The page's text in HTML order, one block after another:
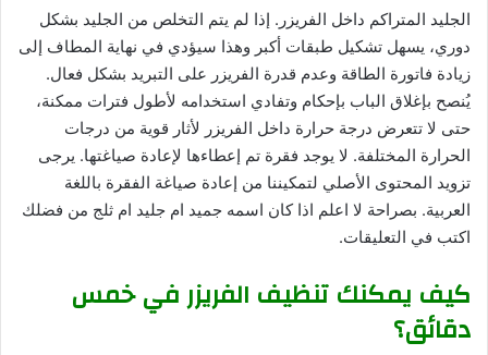
الجليد المتراكم داخل الفريزر. إذا لم يتم التخلص من الجليد بشكل
دوري، يسهل تشكيل طبقات أكبر وهذا سيؤدي في نهاية المطاف إلى
زيادة فاتورة الطاقة وعدم قدرة الفريزر على التبريد بشكل فعال.
يُنصح بإغلاق الباب بإحكام وتفادي استخدامه لأطول فترات ممكنة،
حتى لا تتعرض درجة حرارة داخل الفريزر لأثار قوية من درجات
الحرارة المختلفة. لا يوجد فقرة تم إعطاءها لإعادة صياغتها. يرجى
تزويد المحتوى الأصلي لتمكيننا من إعادة صياغة الفقرة باللغة
العربية. بصراحة لا اعلم اذا كان اسمه جميد ام جليد ام ثلج من فضلك
اكتب في التعليقات.
كيف يمكنك تنظيف الفريزر في خمس
دقائق؟